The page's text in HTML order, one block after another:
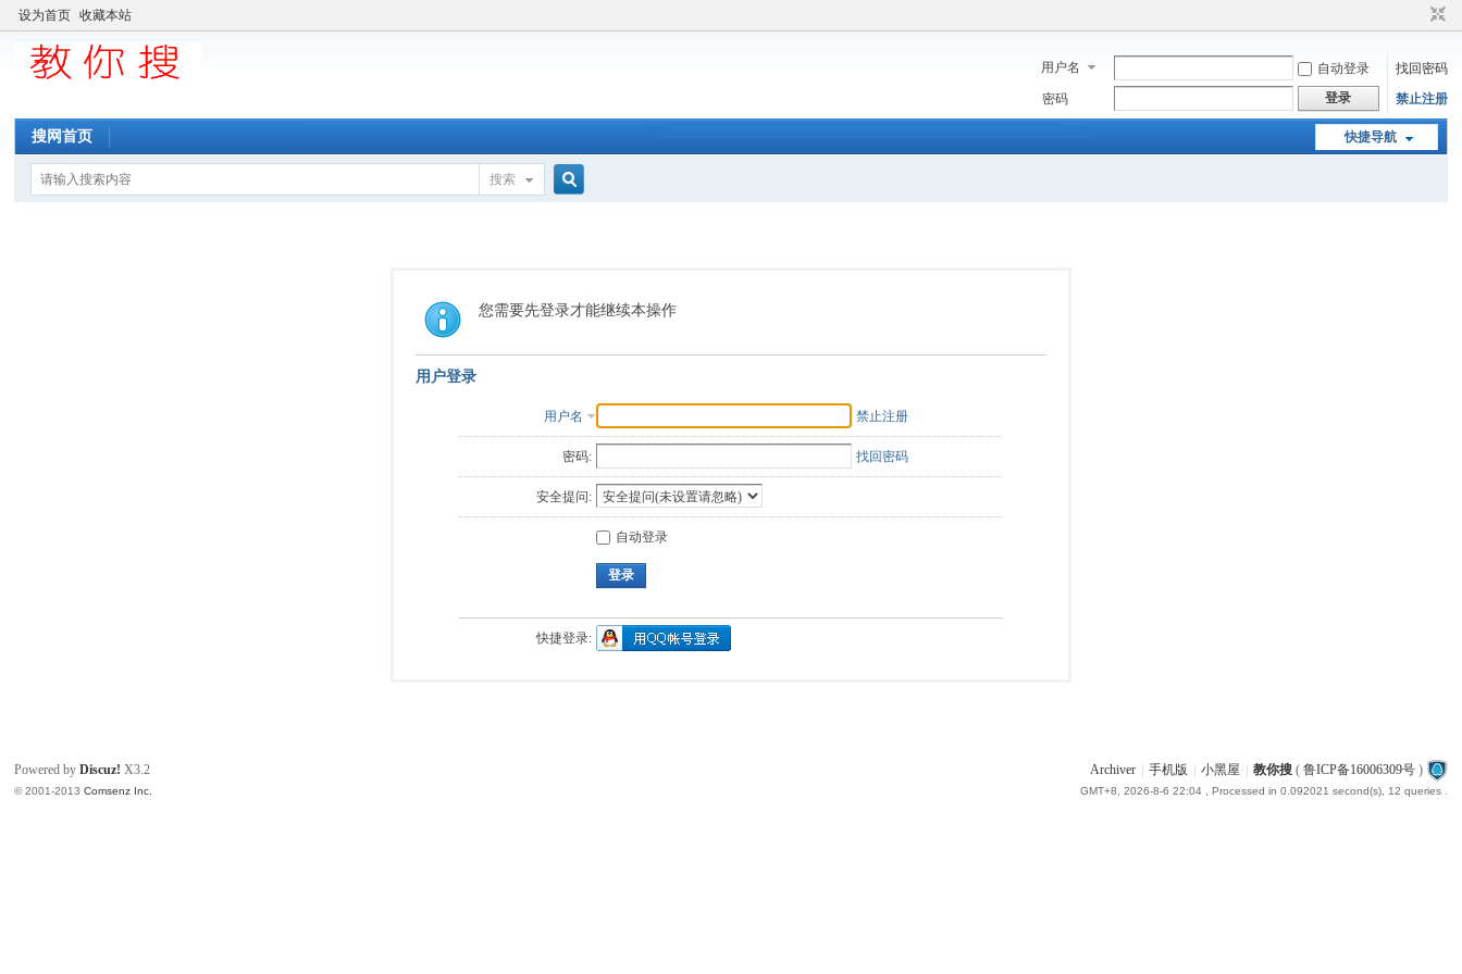
设为首页 收藏本站
用户名 自动登录
找回密码
密码
登录 禁止注册
快捷导航
搜网首页
搜索
索
您需要先登录才能继续本操作
用户登录
用户名 禁止注册
密码: 找回密码
安全提问:
自动登录
登录
快捷登录:
Archiver 手机版 小黑屋 教你搜( 鲁ICP备16006309号)
GMT+8, 2026-8-6 22:04, Processed in 0.092021 second(s), 12 queries .
Powered byDiscuz! X3.2
© 2001-2013Comsenz Inc.